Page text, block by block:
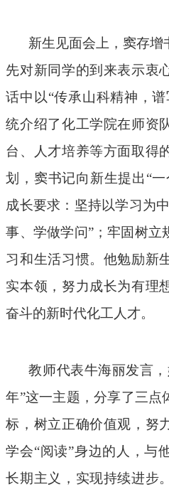
新生见面会上，窦存
先对新同学的到来表示衷
话中以“传承山科精神，
统介绍了化工学院在师资
台、人才培养等方面取得
划，窦书记向新生提出“
成长要求：坚持以学习为
事、学做学问”；牢固树立
习和生活习惯。他勉励新
实本领，努力成长为有理
奋斗的新时代化工人才。
教师代表牛海丽发言
年”这一主题，分享了三点
标，树立正确价值观，努
学会“阅读”身边的人，与
长期主义，实现持续进步